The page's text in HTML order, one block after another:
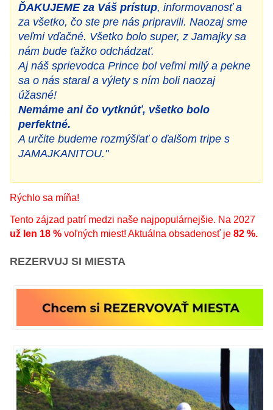
ĎAKUJEME za Váš prístup, informovanosť a
za všetko, čo ste pre nás pripravili. Naozaj sme
veľmi vďačné. Všetko bolo super, z Jamajky sa
nám bude ťažko odchádzať.
Aj náš sprievodca Prince bol veľmi milý a pekne
sa o nás staral a výlety s ním boli naozaj
úžasné!
Nemáme ani čo vytknúť, všetko bolo
perfektné.
A určite budeme rozmýšľať o ďalšom tripe s
JAMAJKANITOU."
Rýchlo sa míňa!
Tento zájzad patrí medzi naše najpopulárnejšie. Na 2027
už len 18 %voľných miest! Aktuálna obsadenosť je82 %.
REZERVUJ SI MIESTA